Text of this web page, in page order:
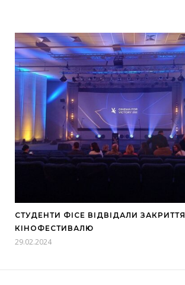
СТУДЕНТИ ФІСЕ ВІДВІДАЛИ ЗАКРИТТЯ
КІНОФЕСТИВАЛЮ
29.02.2024